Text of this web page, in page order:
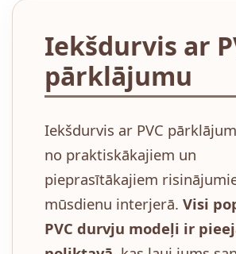
Iekšdurvis ar
pārklājumu
Iekšdurvis ar PVC
no praktiskākajiem un
pieprasītākajiem
mūsdienu interjerā. Visi
PVC durvju modeļi ir